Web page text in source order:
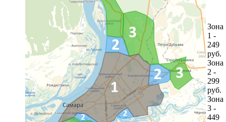
Зона
1 -
249
руб.
Зона
2 -
299
руб.
Зона
3 -
449